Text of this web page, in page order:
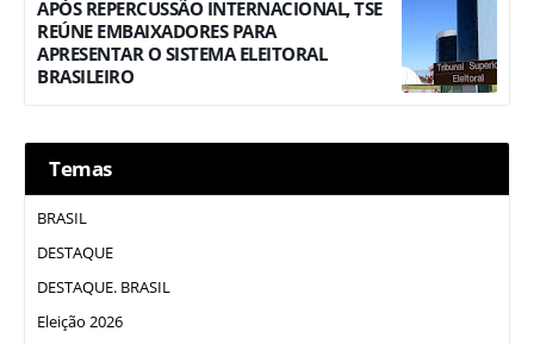
APÓS REPERCUSSÃO INTERNACIONAL, TSE
REÚNE EMBAIXADORES PARA
APRESENTAR O SISTEMA ELEITORAL
BRASILEIRO
Temas
BRASIL
DESTAQUE
DESTAQUE. BRASIL
Eleição 2026